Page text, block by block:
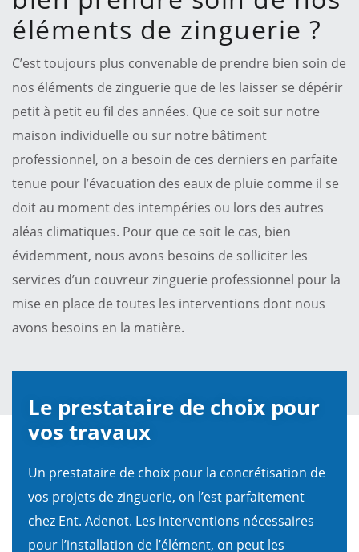
éléments de zinguerie ?
C’est toujours plus convenable de prendre bien soin de
nos éléments de zinguerie que de les laisser se dépérir
petit à petit eu fil des années. Que ce soit sur notre
maison individuelle ou sur notre bâtiment
professionnel, on a besoin de ces derniers en parfaite
tenue pour l’évacuation des eaux de pluie comme il se
doit au moment des intempéries ou lors des autres
aléas climatiques. Pour que ce soit le cas, bien
évidemment, nous avons besoins de solliciter les
services d’un couvreur zinguerie professionnel pour la
mise en place de toutes les interventions dont nous
avons besoins en la matière.
Le prestataire de choix pour
vos travaux
Un prestataire de choix pour la concrétisation de
vos projets de zinguerie, on l’est parfaitement
chez Ent. Adenot. Les interventions nécessaires
pour l’installation de l’élément, on peut les